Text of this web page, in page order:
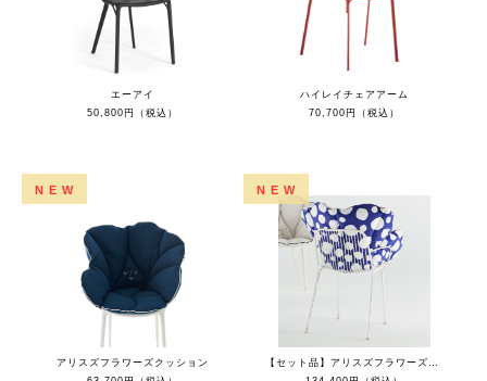
エーアイ
50,800円（税込）
ハイレイチェアアーム
70,700円（税込）
NEW
アリスズフラワーズクッション
NEW